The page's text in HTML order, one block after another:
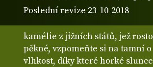
Poslední revize 23-10-2018
kamélie z jižních států, jež
pěkné, vzpomeňte si na tamní
vlhkost, díky které horké